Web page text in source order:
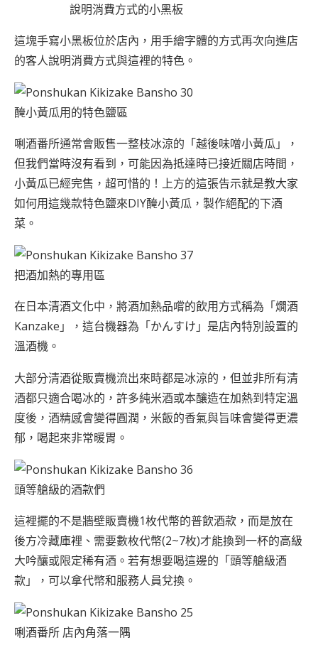
說明消費方式的小黑板
這塊手寫小黑板位於店內，用手繪字體的方式再次向進店
的客人說明消費方式與這裡的特色。
醃小黃瓜用的特色鹽區
唎酒番所通常會販售一整枝冰涼的「越後味噌小黃瓜」，
但我們當時沒有看到，可能因為抵達時已接近關店時間，
小黃瓜已經完售，超可惜的！上方的這張告示就是教大家
如何用這幾款特色鹽來DIY醃小黃瓜，製作絕配的下酒
菜。
把酒加熱的專用區
在日本清酒文化中，將酒加熱品嚐的飲用方式稱為「燗酒
Kanzake」，這台機器為「かんすけ」是店內特別設置的
溫酒機。
大部分清酒從販賣機流出來時都是冰涼的，但並非所有清
酒都只適合喝冰的，許多純米酒或本釀造在加熱到特定溫
度後，酒精感會變得圓潤，米飯的香氣與旨味會變得更濃
郁，喝起來非常暖胃。
頭等艙級的酒款們
這裡擺的不是牆壁販賣機1枚代幣的普飲酒款，而是放在
後方冷藏庫裡、需要數枚代幣(2~7枚)才能換到一杯的高級
大吟釀或限定稀有酒。若有想要喝這邊的「頭等艙級酒
款」，可以拿代幣和服務人員兌換。
唎酒番所 店內角落一隅